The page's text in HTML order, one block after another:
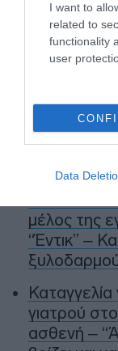
I want to
related to
functionality
user
Data
Τσίπρας:
του
στη
μέλος της
“Έντικ” –
Καταγγελία
γιατρού
ασθενή –